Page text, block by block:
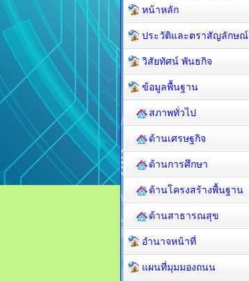
หน้าหลัก
ประวัติและตราสัญลักษณ์
วิสัยทัศน์ พันธกิจ
ข้อมูลพื้นฐาน
สภาพทั่วไป
ด้านเศรษฐกิจ
ด้านการศึกษา
ด้านโครงสร้างพื้นฐาน
ด้านสาธารณสุข
อำนาจหน้าที่
แผนที่มุมมองถนน